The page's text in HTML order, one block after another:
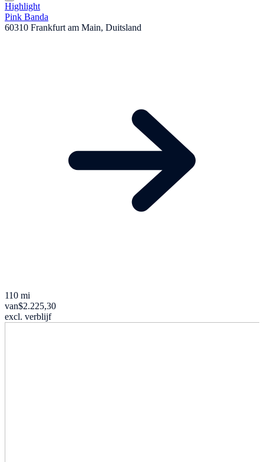
Highlight
Pink Banda
60310 Frankfurt am Main, Duitsland
110 mi
van$2.225,30
excl. verblijf